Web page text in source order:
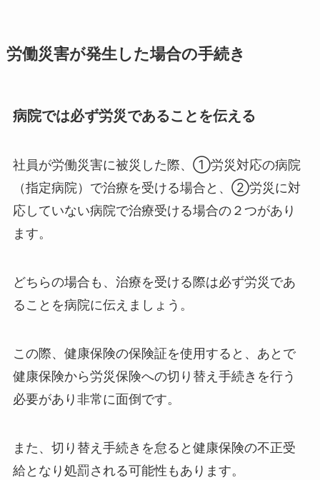
労働災害が発生した場合の手続き
病院では必ず労災であることを伝える
社員が労働災害に被災した際、①労災対応の病院
（指定病院）で治療を受ける場合と、②労災に対
応していない病院で治療受ける場合の２つがあり
ます。
どちらの場合も、治療を受ける際は必ず労災であ
ることを病院に伝えましょう。
この際、健康保険の保険証を使用すると、あとで
健康保険から労災保険への切り替え手続きを行う
必要があり非常に面倒です。
また、切り替え手続きを怠ると健康保険の不正受
給となり処罰される可能性もあります。